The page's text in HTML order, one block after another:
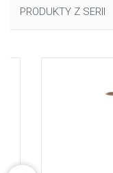
PRODUKTY Z SERII